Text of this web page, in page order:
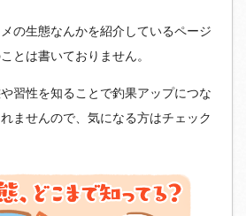
の生態なんかを紹介しているページ
とは書いておりません。
習性を知ることで釣果アップにつな
ませんので、気になる方はチェック